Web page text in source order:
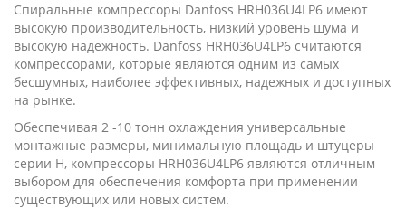
Cпиральные компрессоры Danfoss HRH036U4LP6 имеют
высокую производительность, низкий уровень шума и
высокую надежность. Danfoss HRH036U4LP6 считаются
компрессорами, которые являются одним из самых
бесшумных, наиболее эффективных, надежных и доступных
на рынке.
Обеспечивая 2 -10 тонн охлаждения универсальные
монтажные размеры, минимальную площадь и штуцеры
серии Н, компрессоры HRH036U4LP6 являются отличным
выбором для обеспечения комфорта при применении
существующих или новых систем.